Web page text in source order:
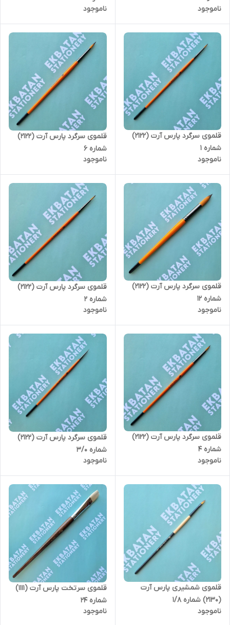
ناموجود
ناموجود
قلموی سرگرد پارس آرت (2122)
شماره 1
ناموجود
قلموی سرگرد پارس آرت (2122)
شماره 6
ناموجود
قلموی سرگرد پارس آرت (2122)
شماره 12
ناموجود
قلموی سرگرد پارس آرت (2122)
شماره 2
ناموجود
قلموی سرگرد پارس آرت (2122)
شماره 4
ناموجود
قلموی سرگرد پارس آرت (2122)
شماره 3/0
ناموجود
قلموی شمشیری پارس آرت
(2130) شماره 1/8
ناموجود
قلموی سرتخت پارس آرت (1111)
شماره 24
ناموجود